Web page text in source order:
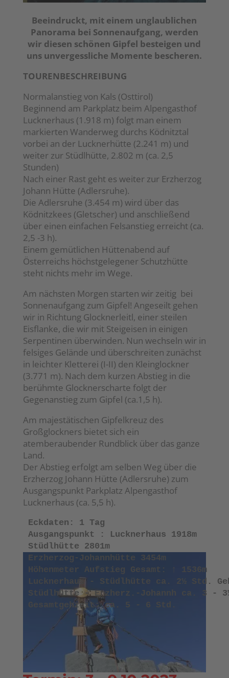
Beeindruckt, mit einem unglaublichen
Panorama bei Sonnenaufgang, werden
wir diesen schönen Gipfel besteigen und
uns unvergessliche Momente bescheren.
TOURENBESCHREIBUNG
Normalanstieg von Kals (Osttirol)
Beginnend am Parkplatz beim Alpengasthof
Lucknerhaus (1.918 m) folgt man einem
markierten Wanderweg durchs Ködnitztal
vorbei an der Lucknerhütte (2.241 m) und
weiter zur Stüdlhütte, 2.802 m (ca. 2,5
Stunden)
Nach einer Rast geht es weiter zur Erzherzog
Johann Hütte (Adlersruhe).
Die Adlersruhe (3.454 m) wird über das
Ködnitzkees (Gletscher) und anschließend
über einen einfachen Felsanstieg erreicht (ca.
2,5 -3 h).
Einem gemütlichen Hüttenabend auf
Österreichs höchstgelegener Schutzhütte
steht nichts mehr im Wege.
Am nächsten Morgen starten wir zeitig bei
Sonnenaufgang zum Gipfel! Angeseilt gehen
wir in Richtung Glocknerleitl, einer steilen
Eisflanke, die wir mit Steigeisen in einigen
Serpentinen überwinden. Nun wechseln wir in
felsiges Gelände und überschreiten zunächst
in leichter Kletterei (I-II) den Kleinglockner
(3.771 m). Nach dem kurzen Abstieg in die
berühmte Glocknerscharte folgt der
Gegenanstieg zum Gipfel (ca.1,5 h).
Am majestätischen Gipfelkreuz des
Großglockners bietet sich ein
atemberaubender Rundblick über das ganze
Land.
Der Abstieg erfolgt am selben Weg über die
Erzherzog Johann Hütte (Adlersruhe) zum
Ausgangspunkt Parkplatz Alpengasthof
Lucknerhaus (ca. 5,5 h).
Eckdaten: 1 Tag
Ausgangspunkt : Lucknerhaus 1918m
Erzherzog-Johannhütte 3454m
Höhenmeter Aufstieg Gesamt: ↑ 1536m
Lucknerhaus - Stüdlhütte ca. 2½ Std.
Stüdlhütte - Erzherz.-Johannh ca. 3 -
Gesamtgehzeit: ca. 5 - 6 Std.